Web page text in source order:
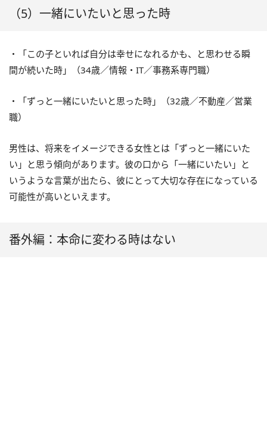
（5）一緒にいたいと思った時
・「この子といれば自分は幸せになれるかも、と思わせる瞬
間が続いた時」（34歳／情報・IT／事務系専門職）
・「ずっと一緒にいたいと思った時」（32歳／不動産／営業
職）
男性は、将来をイメージできる女性とは「ずっと一緒にいた
い」と思う傾向があります。彼の口から「一緒にいたい」と
いうような言葉が出たら、彼にとって大切な存在になっている
可能性が高いといえます。
番外編：本命に変わる時はない